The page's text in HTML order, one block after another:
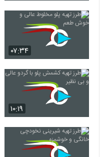
۰۷:۳۴
۱۰:۱۹